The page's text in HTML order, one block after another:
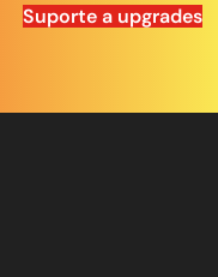
Suporte a upgrades